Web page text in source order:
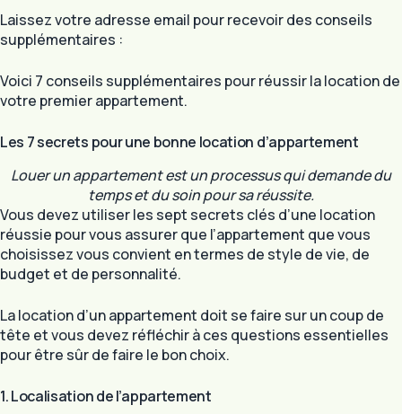
Laissez votre adresse email pour recevoir des conseils
supplémentaires :
Voici 7 conseils supplémentaires pour réussir la location de
votre premier appartement.
Les 7 secrets pour une bonne location d’appartement
Louer un appartement est un processus qui demande du
temps et du soin pour sa réussite.
Vous devez utiliser les sept secrets clés d’une location
réussie pour vous assurer que l’appartement que vous
choisissez vous convient en termes de style de vie, de
budget et de personnalité.
La location d’un appartement doit se faire sur un coup de
tête et vous devez réfléchir à ces questions essentielles
pour être sûr de faire le bon choix.
1. Localisation de l’appartement